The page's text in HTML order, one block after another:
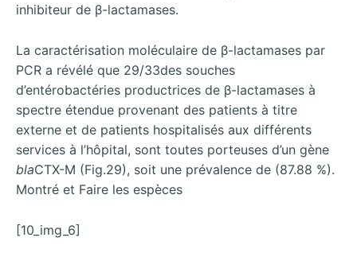
inhibiteur de β-lactamases.
La caractérisation moléculaire de β-lactamases par
PCR a révélé que 29/33des souches
d’entérobactéries productrices de β-lactamases à
spectre étendue provenant des patients à titre
externe et de patients hospitalisés aux différents
services à l’hôpital, sont toutes porteuses d’un gène
blaCTX-M (Fig.29), soit une prévalence de (87.88 %).
Montré et Faire les espèces
[10_img_6]